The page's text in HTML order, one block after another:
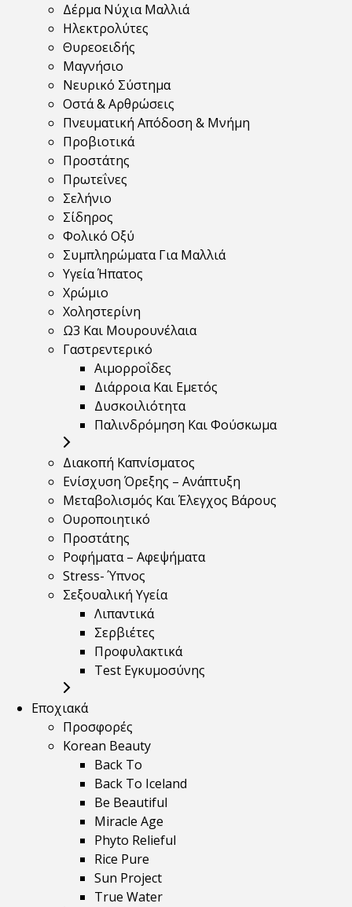
Δέρμα Νύχια Μαλλιά
Ηλεκτρολύτες
Θυρεοειδής
Μαγνήσιο
Νευρικό Σύστημα
Οστά & Αρθρώσεις
Πνευματική Απόδοση & Μνήμη
Προβιοτικά
Προστάτης
Πρωτεΐνες
Σελήνιο
Σίδηρος
Φολικό Οξύ
Συμπληρώματα Για Μαλλιά
Υγεία Ήπατος
Χρώμιο
Χοληστερίνη
Ω3 Και Μουρουνέλαια
Γαστρεντερικό
Αιμορροΐδες
Διάρροια Και Εμετός
Δυσκοιλιότητα
Παλινδρόμηση Και Φούσκωμα
Διακοπή Καπνίσματος
Ενίσχυση Όρεξης – Ανάπτυξη
Μεταβολισμός Και Έλεγχος Βάρους
Ουροποιητικό
Προστάτης
Ροφήματα – Αφεψήματα
Stress- Ύπνος
Σεξουαλική Υγεία
Λιπαντικά
Σερβιέτες
Προφυλακτικά
Test Εγκυμοσύνης
Εποχιακά
Προσφορές
Korean Beauty
Back To
Back To Iceland
Be Beautiful
Miracle Age
Phyto Relieful
Rice Pure
Sun Project
True Water